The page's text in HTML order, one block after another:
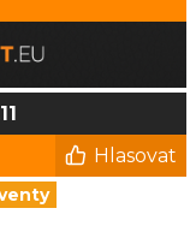
Hlasovat